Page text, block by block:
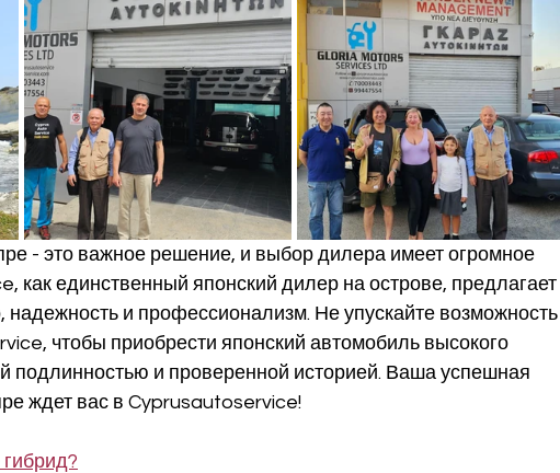
- это важное решение, и выбор дилера имеет огромное
как единственный японский дилер на острове, предлагает
надежность и профессионализм. Не упускайте возможность
чтобы приобрести японский автомобиль высокого
подлинностью и проверенной историей. Ваша успешная
ждет вас в Cyprusautoservice!